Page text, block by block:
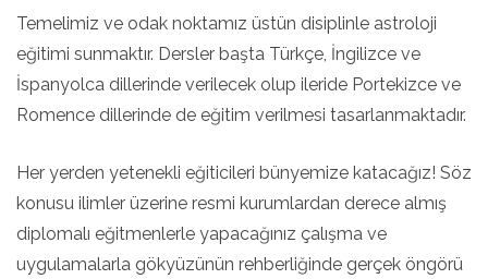
Temelimiz ve odak noktamız üstün disiplinle astroloji
eğitimi sunmaktır. Dersler başta Türkçe, İngilizce ve
İspanyolca dillerinde verilecek olup ileride Portekizce ve
Romence dillerinde de eğitim verilmesi tasarlanmaktadır.
Her yerden yetenekli eğiticileri bünyemize katacağız! Söz
konusu ilimler üzerine resmi kurumlardan derece almış
diplomalı eğitmenlerle yapacağınız çalışma ve
uygulamalarla gökyüzünün rehberliğinde gerçek öngörü